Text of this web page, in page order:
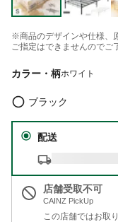
※商品のデザインや仕様、
ご指定はできませんのでご
カラー・柄ホワイト
ブラック
配送
店舗受取不可
CAINZ PickUp
この店舗ではお取